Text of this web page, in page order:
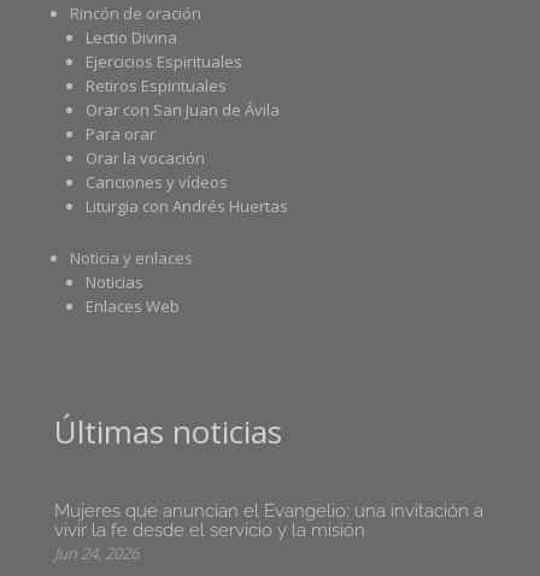
Rincón de oración
Lectio Divina
Ejercicios Espirituales
Retiros Espirituales
Orar con San Juan de Ávila
Para orar
Orar la vocación
Canciones y vídeos
Liturgia con Andrés Huertas
Noticia y enlaces
Noticias
Enlaces Web
Últimas noticias
Mujeres que anuncian el Evangelio: una invitación a
vivir la fe desde el servicio y la misión
Jun 24, 2026